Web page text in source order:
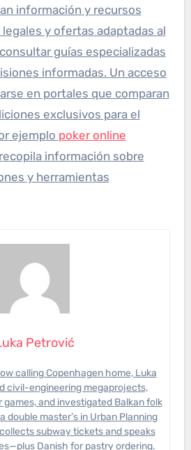
información y recursos
y ofertas adaptadas al
guías especializadas
informadas. Un acceso
en portales que comparan
exclusivos para el
ejemplo poker online
información sobre
y herramientas
Petrović
civil-engineering megaprojects,
and investigated Balkan folk
double master’s in Urban Planning
subway tickets and speaks
Danish for pastry ordering.